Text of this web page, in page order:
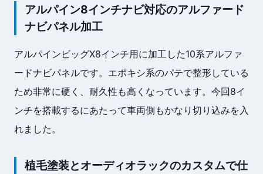
アルパイン8インチナビ対応のアルファード
ナビパネル加工
アルパインビッグX8インチ用に加工した10系アルファ
ードナビパネルです。エポキシ系のパテで整形している
ため非常に硬く、耐久性も高くなっています。今回8イ
ンチを搭載するにあたって車両側もかなり切り込みを入
れました。
植毛塗装とオーディオラックのカスタムで仕